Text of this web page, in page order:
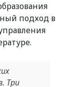
подход в
Три